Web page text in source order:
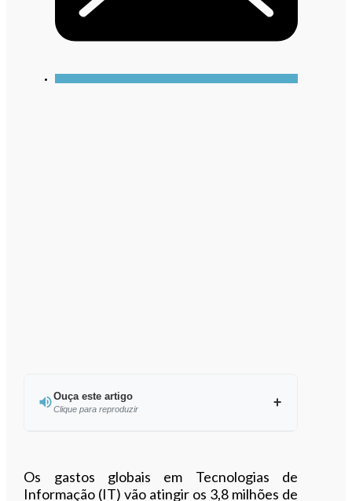
Ouça este artigo
Clique para reproduzir
Os gastos globais em Tecnologias de
Informação (IT) vão atingir os 3,8 milhões de